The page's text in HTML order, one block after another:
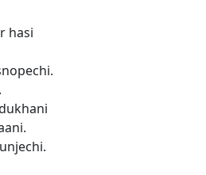
hasi